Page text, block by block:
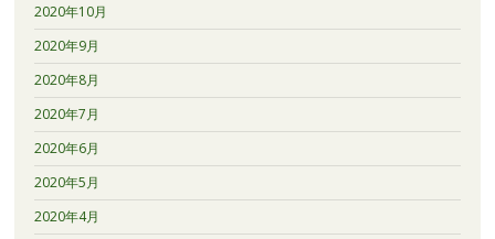
2020年10月
2020年9月
2020年8月
2020年7月
2020年6月
2020年5月
2020年4月